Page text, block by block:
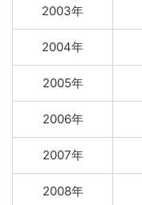
2003年
2004年
2005年
2006年
2007年
2008年